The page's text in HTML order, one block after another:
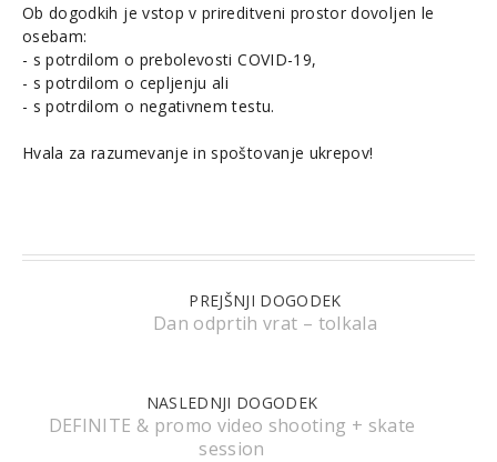
Ob dogodkih je vstop v prireditveni prostor dovoljen le
osebam:
- s potrdilom o prebolevosti COVID-19,
- s potrdilom o cepljenju ali
- s potrdilom o negativnem testu.
Hvala za razumevanje in spoštovanje ukrepov!
PREJŠNJI DOGODEK
Dan odprtih vrat – tolkala
NASLEDNJI DOGODEK
DEFINITE & promo video shooting + skate
session